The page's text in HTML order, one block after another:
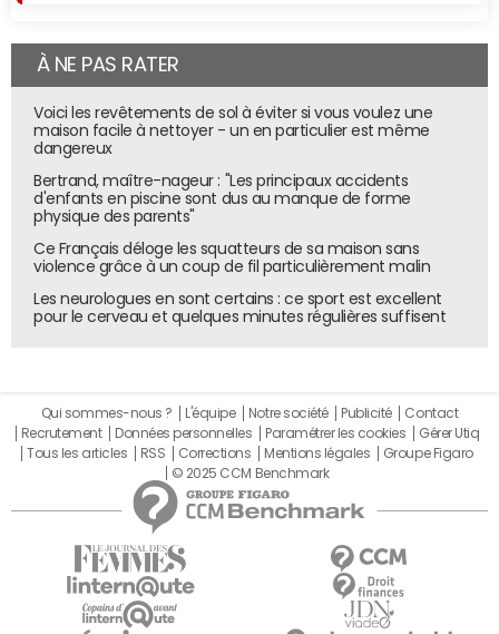
À NE PAS RATER
Voici les revêtements de sol à éviter si vous voulez une
maison facile à nettoyer - un en particulier est même
dangereux
Bertrand, maître-nageur : "Les principaux accidents
d'enfants en piscine sont dus au manque de forme
physique des parents"
Ce Français déloge les squatteurs de sa maison sans
violence grâce à un coup de fil particulièrement malin
Les neurologues en sont certains : ce sport est excellent
pour le cerveau et quelques minutes régulières suffisent
Qui sommes-nous ? L'équipe Notre société Publicité
Contact
Recrutement
Données personnelles Paramétrer les cookies
Gérer Utiq
Tous les articles
RSS Corrections Mentions légales
Groupe Figaro
© 2025 CCM Benchmark